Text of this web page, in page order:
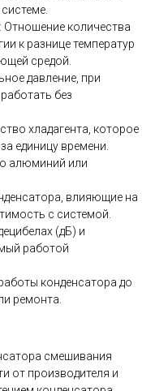
количества
к разнице температур
средой.
давление, при
без
хладагента, которое
единицу времени.
алюминий или
влияющие на
с системой.
(дБ) и
работой
конденсатора до
ремонта.
смешивания
от производителя и